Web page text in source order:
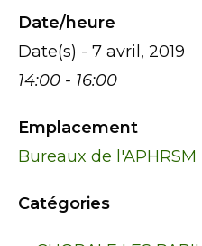
Date/heure
Date(s) - 7 avril, 2019
14:00 - 16:00
Emplacement
Bureaux de l'APHRSM
Catégories